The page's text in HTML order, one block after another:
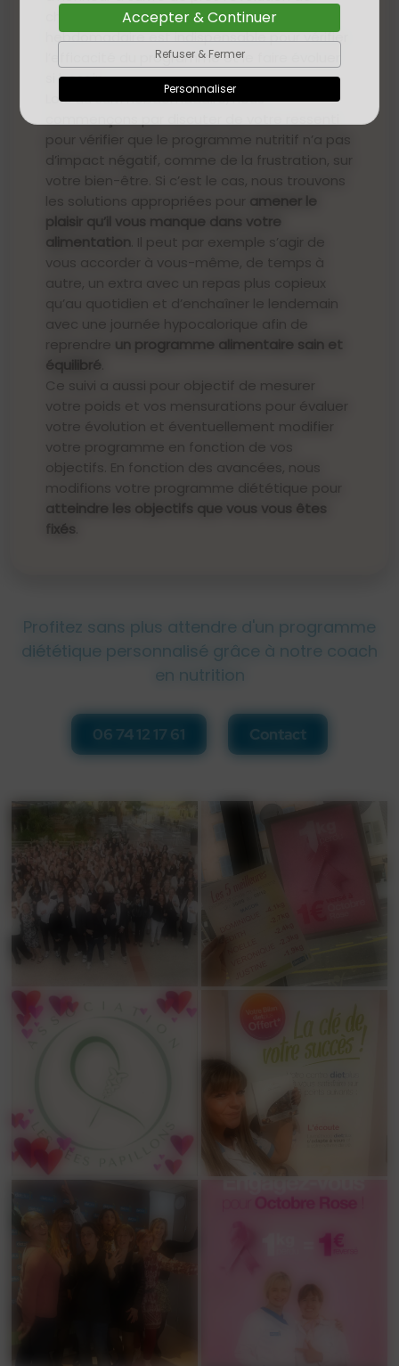
Accepter & Continuer
Refuser & Fermer
Personnaliser
chaque cliente et client. Le suivi
hebdomadaire est indispensable pour vérifier
l’efficacité du programme et le faire évoluer
si besoin.
Lors du suivi hebdomadaire, nous
pour vérifier que le programme nutritif n’a pas
d’impact négatif, comme de la frustration, sur
votre bien-être. Si c’est le cas, nous trouvons
les solutions appropriées pour amener le
plaisir qu’il vous manque dans votre
alimentation . Il peut par exemple s’agir de
vous accorder à vous-même, de temps à
autre, un extra avec un repas plus copieux
qu’au quotidien et d’enchaîner le lendemain
avec une journée hypocalorique afin de
reprendre un programme alimentaire sain et
équilibré
Ce suivi a aussi pour objectif de mesurer
votre poids et vos mensurations pour évaluer
votre évolution et éventuellement modifier
votre programme en fonction de vos
objectifs. En fonction des avancées, nous
modifions votre programme diététique pour
atteindre les objectifs que vous vous êtes
fixés
Profitez sans plus attendre d'un programme
diététique personnalisé grâce à notre coach
en nutrition
06 74 12 17 61 Contact